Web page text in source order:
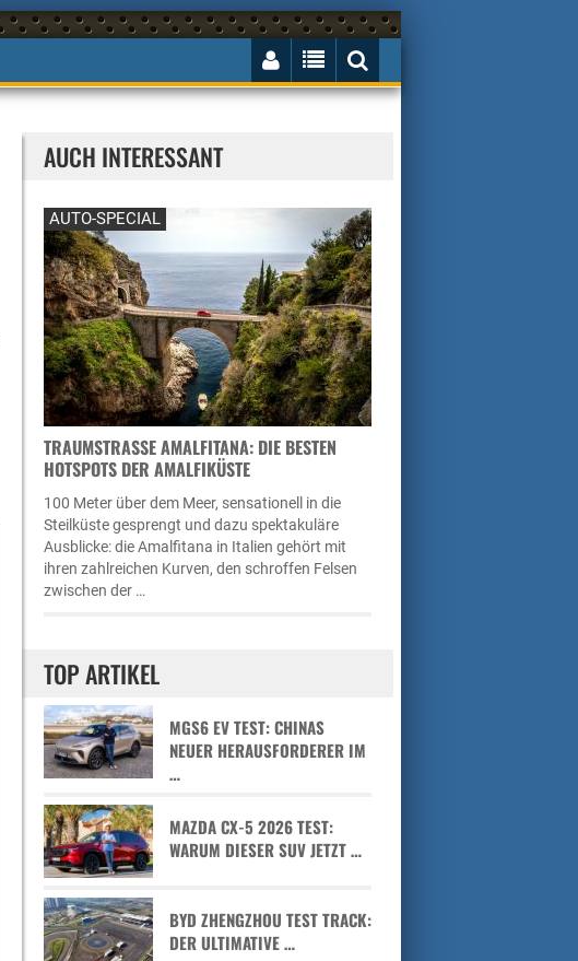
AUCH INTERESSANT
AUTO-SPECIAL
TRAUMSTRASSE AMALFITANA: DIE BESTEN H
OTSPOTS DER AMALFIKÜSTE
100 Meter über dem Meer, sensationell in die
Steilküste gesprengt und dazu spektakuläre
Ausblicke: die Amalfitana in Italien gehört mit
ihren zahlreichen Kurven, den schroffen Felsen
zwischen der …
TOP ARTIKEL
MGS6 EV TEST: CHINAS
NEUER HERAUSFORDERER IM
…
MAZDA CX-5 2026 TEST:
WARUM DIESER SUV JETZT …
BYD ZHENGZHOU TEST TRACK:
DER ULTIMATIVE …